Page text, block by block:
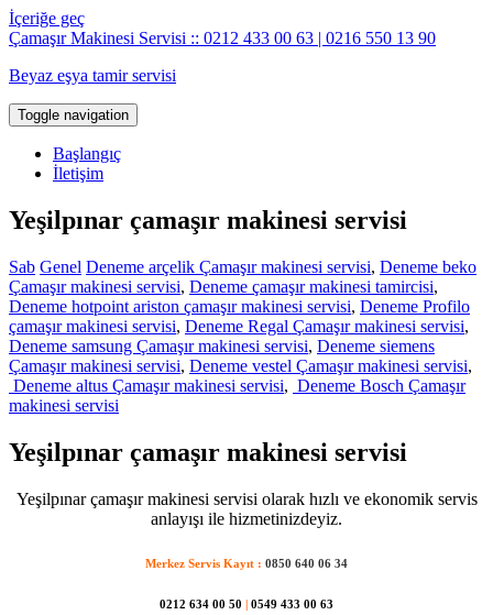
İçeriğe geç
Çamaşır Makinesi Servisi :: 0212 433 00 63 | 0216 550 13 90
Beyaz eşya tamir servisi
Toggle navigation
Başlangıç
İletişim
Yeşilpınar çamaşır makinesi servisi
Sab Genel Deneme arçelik Çamaşır makinesi servisi, Deneme beko
Çamaşır makinesi servisi, Deneme çamaşır makinesi tamircisi,
Deneme hotpoint ariston çamaşır makinesi servisi, Deneme Profilo
çamaşır makinesi servisi, Deneme Regal Çamaşır makinesi servisi,
Deneme samsung Çamaşır makinesi servisi, Deneme siemens
Çamaşır makinesi servisi, Deneme vestel Çamaşır makinesi servisi,
Deneme altus Çamaşır makinesi servisi, Deneme Bosch Çamaşır
makinesi servisi
Yeşilpınar çamaşır makinesi servisi
Yeşilpınar çamaşır makinesi servisi olarak hızlı ve ekonomik servis
anlayışı ile hizmetinizdeyiz.
Merkez Servis Kayıt : 0850 640 06 34
0212 634 00 50 | 0549 433 00 63